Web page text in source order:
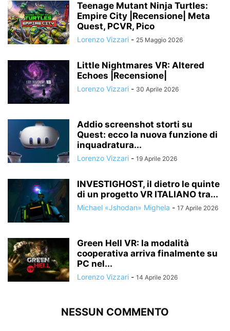
Teenage Mutant Ninja Turtles:
Empire City |Recensione| Meta
Quest, PCVR, Pico
Lorenzo Vizzari - 25 Maggio 2026
Little Nightmares VR: Altered
Echoes |Recensione|
Lorenzo Vizzari - 30 Aprile 2026
Addio screenshot storti su
Quest: ecco la nuova funzione di
inquadratura...
Lorenzo Vizzari - 19 Aprile 2026
INVESTIGHOST, il dietro le quinte
di un progetto VR ITALIANO tra...
Michael «Jshodan» Mighela - 17 Aprile 2026
Green Hell VR: la modalità
cooperativa arriva finalmente su
PC nel...
Lorenzo Vizzari - 14 Aprile 2026
NESSUN COMMENTO